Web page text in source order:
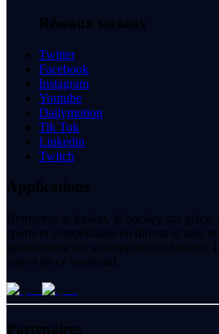
Réseaux sociaux
Twitter
Facebook
Instagram
Youtube
Dailymotion
Tik Tok
Linkedin
Twitch
Applications
Retrouvez le basket, le hockey sur
sports et compétitions en directs et tous
gratuitement sur smartphone ou tablette.
soir et de ce weekend.
Partenaires